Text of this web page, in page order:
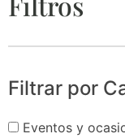
Filtrar por
Eventos y